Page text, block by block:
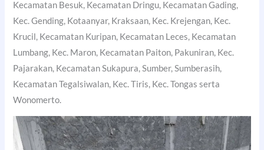
Kecamatan Besuk, Kecamatan Dringu, Kecamatan Gading,
Kec. Gending, Kotaanyar, Kraksaan, Kec. Krejengan, Kec.
Krucil, Kecamatan Kuripan, Kecamatan Leces, Kecamatan
Lumbang, Kec. Maron, Kecamatan Paiton, Pakuniran, Kec.
Pajarakan, Kecamatan Sukapura, Sumber, Sumberasih,
Kecamatan Tegalsiwalan, Kec. Tiris, Kec. Tongas serta
Wonomerto.